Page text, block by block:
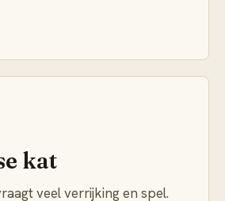
kat
veel verrijking en spel.